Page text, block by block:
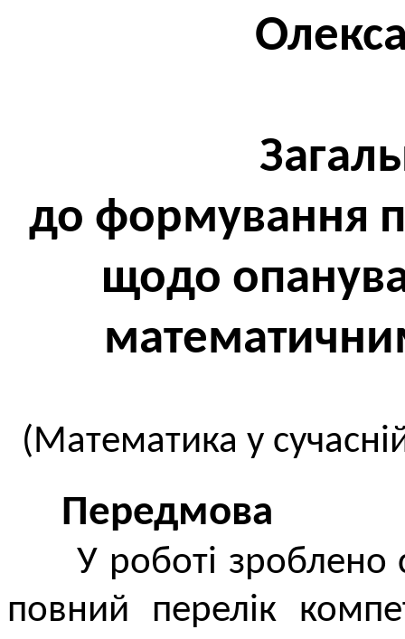
до формування
щодо
(Математика у
Передмова
У роботі зроблено
повний перелік